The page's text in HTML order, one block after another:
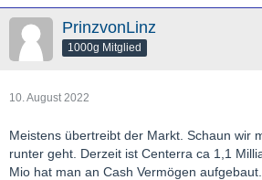
PrinzvonLinz
1000g Mitglied
10. August 2022
Meistens übertreibt der Markt. Schaun wir
runter geht. Derzeit ist Centerra ca 1,1
Mio hat man an Cash Vermögen